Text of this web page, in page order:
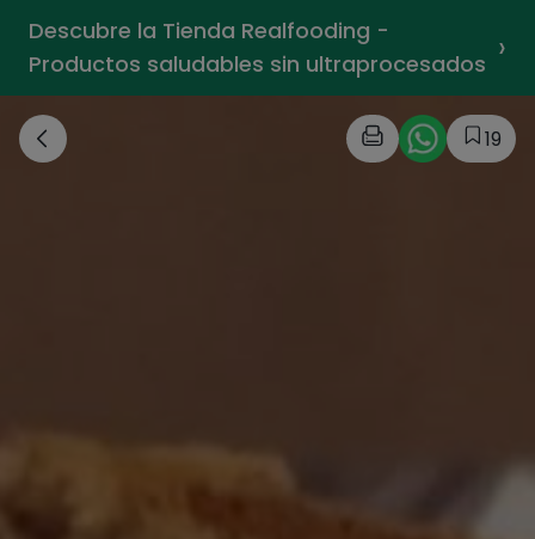
Descubre la Tienda Realfooding -
Productos saludables sin ultraprocesados ›
19